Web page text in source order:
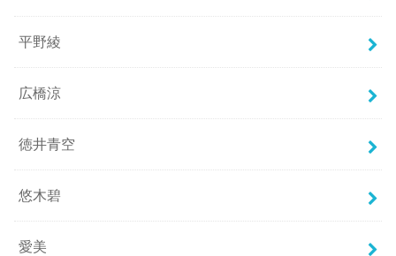
平野綾
広橋涼
徳井青空
悠木碧
愛美